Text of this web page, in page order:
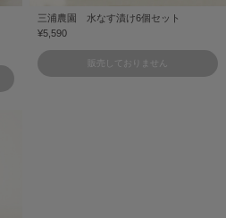
三浦農園 水なす漬け6個セット
¥5,590
販売しておりません